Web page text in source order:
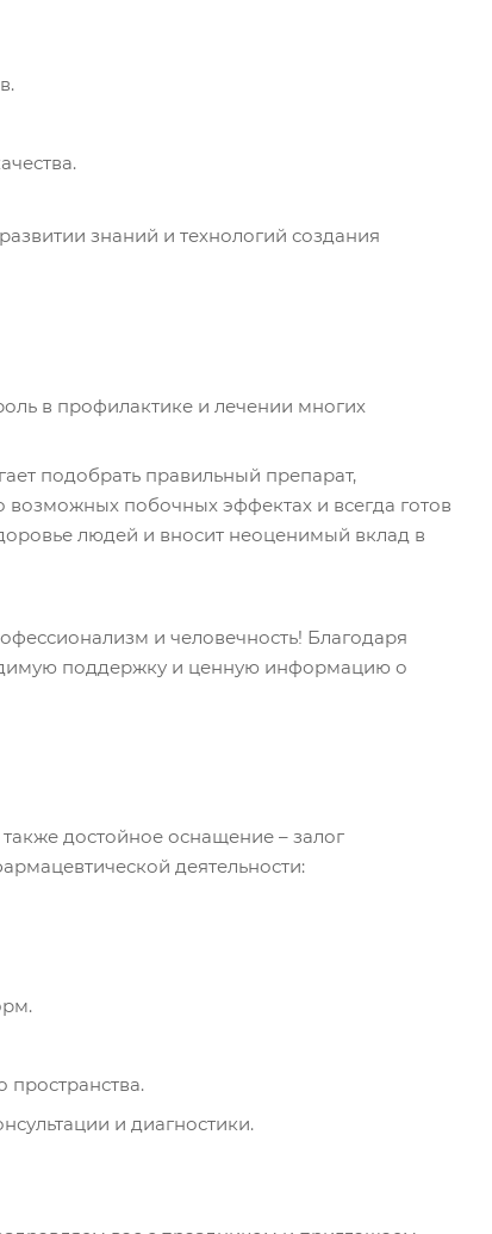
знаний и технологий создания
в профилактике и лечении многих
подобрать правильный препарат,
возможных побочных эффектах и всегда готов
людей и вносит неоценимый вклад в
и человечность! Благодаря
поддержку и ценную информацию о
достойное оснащение – залог
деятельности:
и диагностики.